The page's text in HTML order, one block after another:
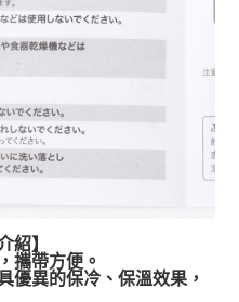
紹】
攜帶方便。
優異的保冷、保溫效果，